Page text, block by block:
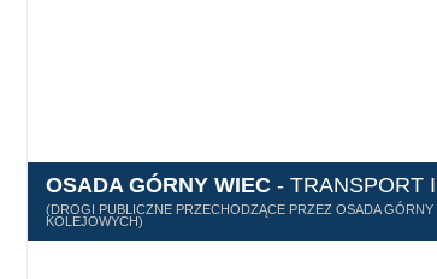
OSADA GÓRNY WIEC - TRANSPORT
(DROGI PUBLICZNE PRZECHODZĄCE PRZEZ OSADA
KOLEJOWYCH)